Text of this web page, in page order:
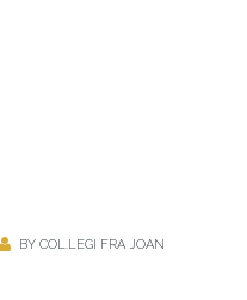
BY COL.LEGI FRA JOAN